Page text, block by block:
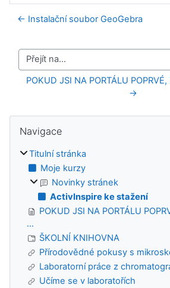
← Instalační soubor GeoGebra
Přejít na...
POKUD JSI NA PORTÁLU POPRVÉ,
→
Bloky
Navigace
Titulní stránka
Moje kurzy
Novinky stránek
ActivInspire ke stažení
POKUD JSI NA PORTÁLU
...
ŠKOLNÍ KNIHOVNA
Přírodovědné pokusy s
Laboratorní práce z
Učíme se v laboratořích